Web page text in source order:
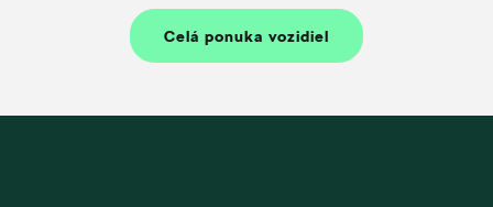
Celá ponuka vozidiel